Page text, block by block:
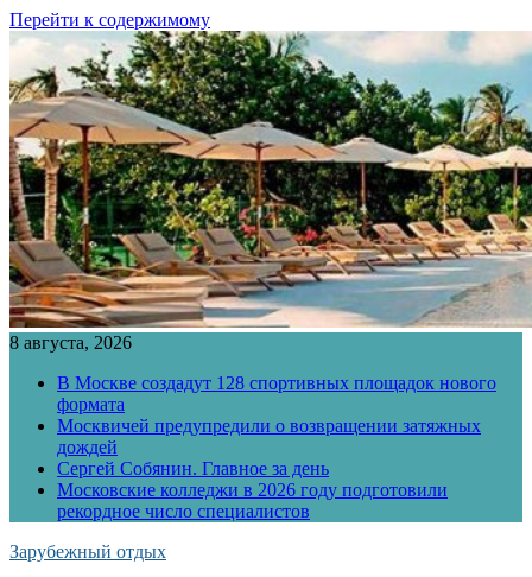
Перейти к содержимому
8 августа, 2026
В Москве создадут 128 спортивных площадок нового
формата
Москвичей предупредили о возвращении затяжных
дождей
Сергей Собянин. Главное за день
Московские колледжи в 2026 году подготовили
рекордное число специалистов
Зарубежный отдых